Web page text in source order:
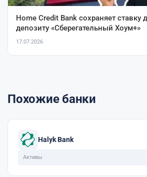
Home Credit Bank сохраняет ставку
депозиту «Сберегательный Хоум+»
17.07.2026
Похожие банки
Halyk Bank
Активы